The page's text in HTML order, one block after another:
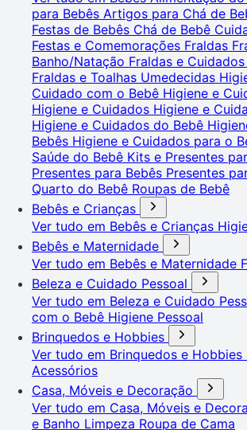
para Bebês Artigos para Chá de
Festas de Bebês Chá de Bebê
Festas e Comemorações Fraldas
Banho/Natação Fraldas e Cuidados
Fraldas e Toalhas Umedecidas
Cuidado com o Bebê Higiene e
Higiene e Cuidados Higiene e
Higiene e Cuidados do Bebê
Bebês Higiene e Cuidados para o
Saúde do Bebê Kits e Presentes
Presentes para Bebês Presentes
Quarto do Bebê Roupas de Bebê
Bebês e Crianças
Ver tudo em Bebês e Crianças
Bebês e Maternidade
Ver tudo em Bebês e Maternidade
Beleza e Cuidado Pessoal
Ver tudo em Beleza e Cuidado
com o Bebê Higiene Pessoal
Brinquedos e Hobbies
Ver tudo em Brinquedos e Hobbies
Acessórios
Casa, Móveis e Decoração
Ver tudo em Casa, Móveis e
e Banho Limpeza Roupa de Cama